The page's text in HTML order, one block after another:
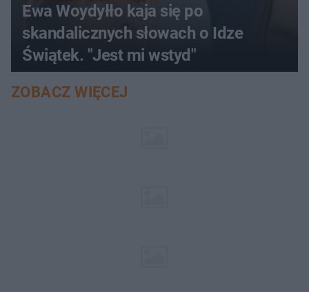
Ewa Woydyłło kaja się po
skandalicznych słowach o Idze
Świątek. "Jest mi wstyd"
ZOBACZ WIĘCEJ